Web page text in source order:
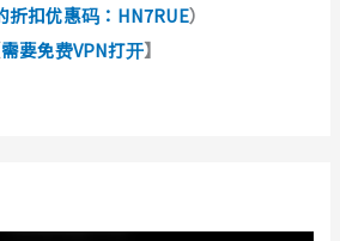
折扣优惠码：HN7RUE）
需要免费VPN打开】